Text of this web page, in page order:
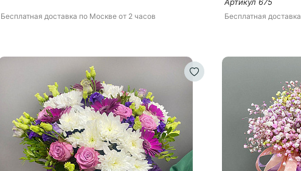
Бесплатная доставка по Москве от 2 часов Бесплатная доставка